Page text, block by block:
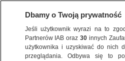
Dbamy o Twoją prywatność
Jeśli użytkownik wyrazi na to
Partnerów IAB oraz30 innych
użytkownika i uzyskiwać do nich
przeglądania. Odbywa się to